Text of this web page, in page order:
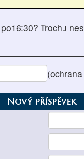
Trochu
Nový příspěvek